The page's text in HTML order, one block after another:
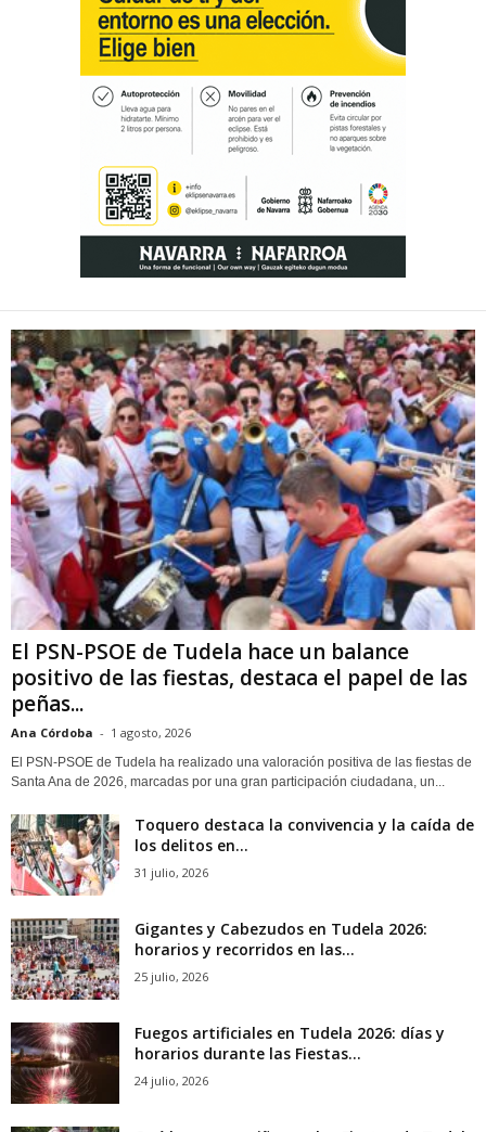
El PSN-PSOE de Tudela hace un balance
positivo de las fiestas, destaca el papel de las
peñas...
Ana Córdoba - 1 agosto, 2026
El PSN-PSOE de Tudela ha realizado una valoración positiva de las fiestas de
Santa Ana de 2026, marcadas por una gran participación ciudadana, un...
Toquero destaca la convivencia y la caída de
los delitos en...
31 julio, 2026
Gigantes y Cabezudos en Tudela 2026:
horarios y recorridos en las...
25 julio, 2026
Fuegos artificiales en Tudela 2026: días y
horarios durante las Fiestas...
24 julio, 2026